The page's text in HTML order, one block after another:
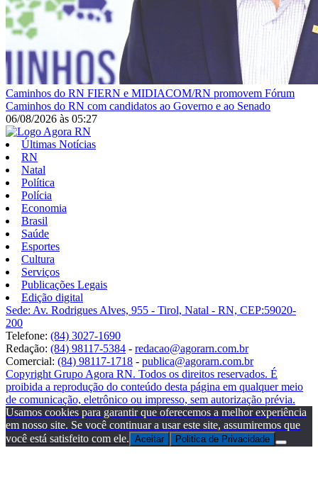
Caminhos do RN FIERN e MIDIACOM/RN promovem Fórum
Caminhos do RN com candidatos ao Governo e ao Senado
06/08/2026 às 05:27
Últimas Notícias
RN
Natal
Política
Polícia
Economia
Brasil
Saúde
Esportes
Cultura
Serviços
Publicações Legais
Edição digital
Sede: Av. Rodrigues Alves, 955 - Tirol, Natal - RN, CEP:59020-
200
Telefone: (84) 3027-1690
Redação: (84) 98117-5384 - redacao@agorarn.com.br
Comercial: (84) 98117-1718 - publica@agorarn.com.br
Copyright Grupo Agora RN. Todos os direitos reservados. É
proibida a reprodução do conteúdo desta página em qualquer meio
de comunicação, eletrônico ou impresso, sem autorização prévia.
Usamos cookies para garantir que oferecemos a melhor experiência
em nosso site. Se você continuar a usar este site, assumiremos que
você está satisfeito com ele. Aceitar Politica de Privacidade